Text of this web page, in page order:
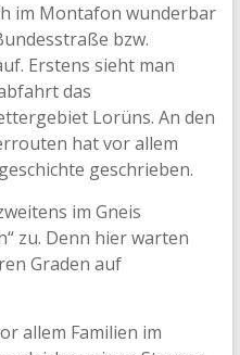
im Montafon wunderbar
bzw.
Erstens sieht man
das
Lorüns. An den
hat vor allem
geschrieben.
im Gneis
zu. Denn hier warten
Graden auf
allem Familien im